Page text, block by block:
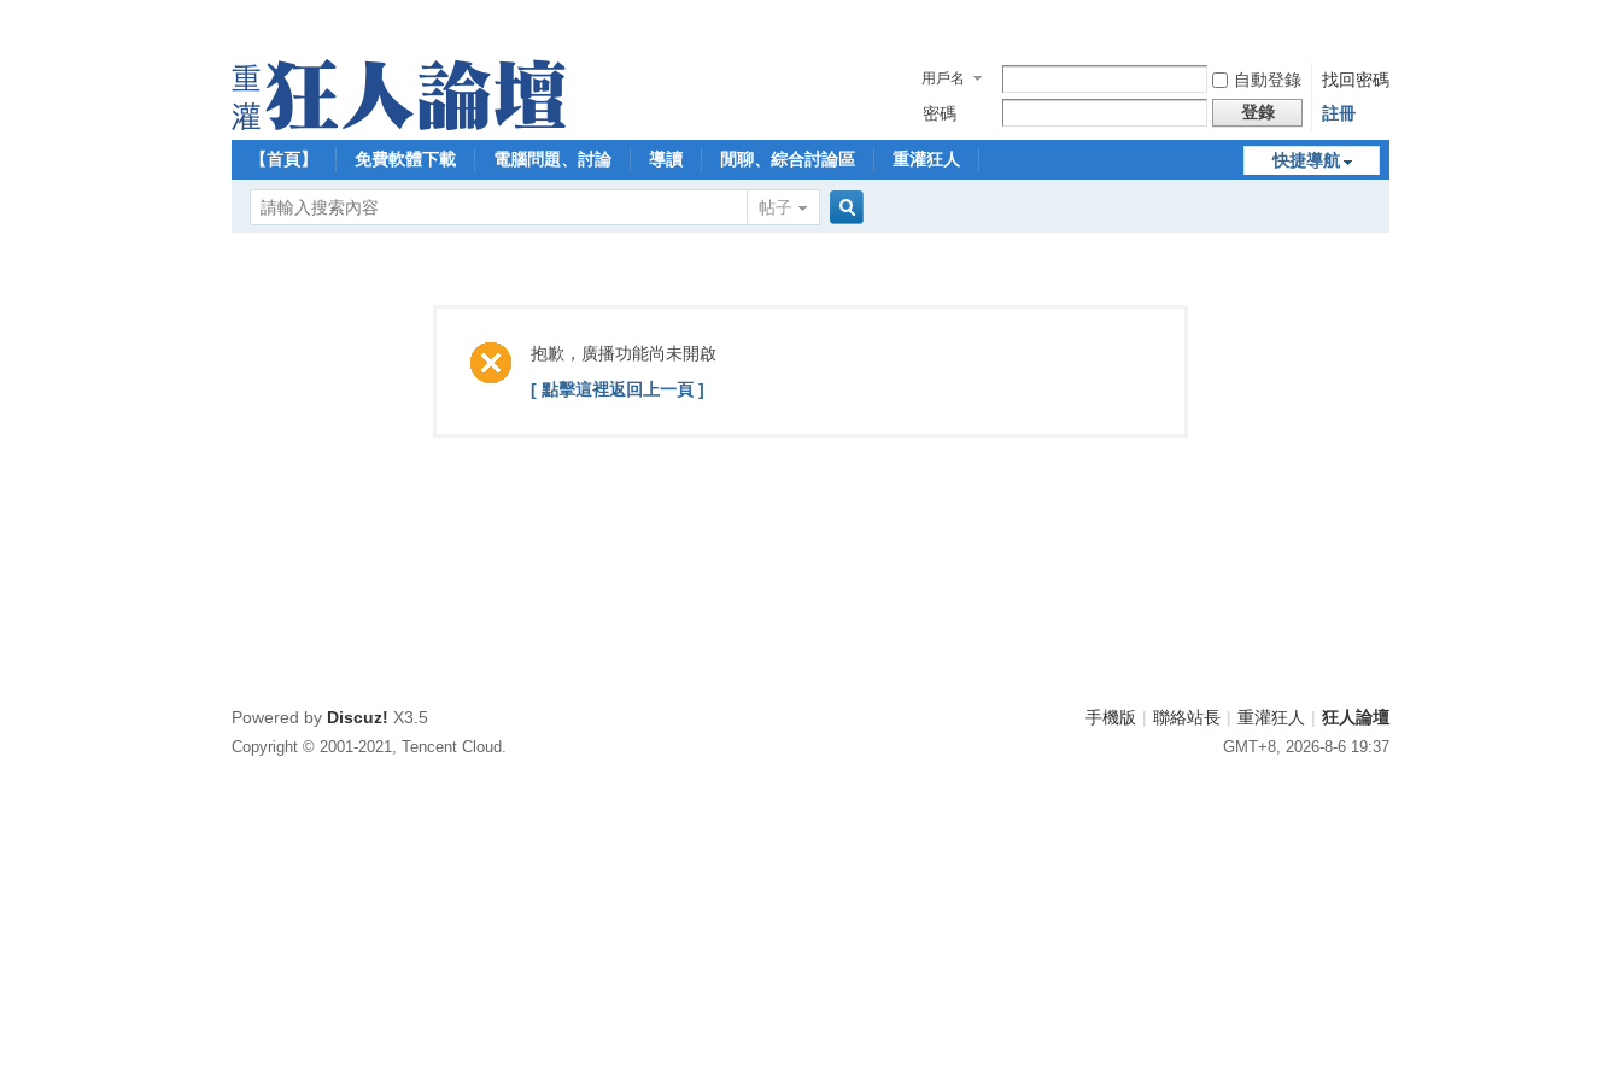
用戶名 自動登錄
找回密碼
密碼
登錄 註冊
快捷導航
【首頁】 免費軟體下載 電腦問題、討論 導讀 閒聊、綜合討論區 重灌狂人
帖子
抱歉，廣播功能尚未開啟
[ 點擊這裡返回上一頁 ]
手機版 | 聯絡站長 | 重灌狂人 | 狂人論壇
GMT+8, 2026-8-6 19:37
Powered by Discuz! X3.5
Copyright © 2001-2021, Tencent Cloud.